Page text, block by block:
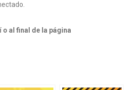
al final de la página